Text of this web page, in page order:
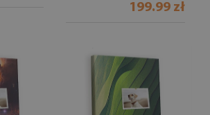
199.99 zł